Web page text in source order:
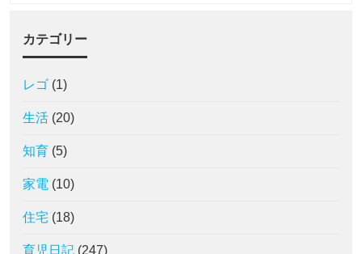
カテゴリー
レゴ (1)
生活 (20)
知育 (5)
家電 (10)
住宅 (18)
育児日記 (247)